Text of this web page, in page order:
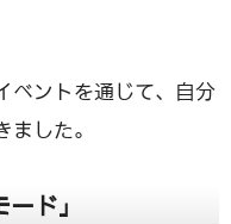
ベントを通じて、自分
した。
ド」